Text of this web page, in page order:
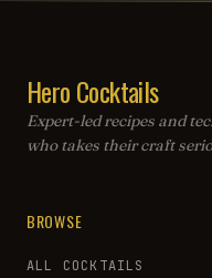
Hero Cocktails
Expert-led recipes and
who takes their craft
BROWSE
ALL COCKTAILS